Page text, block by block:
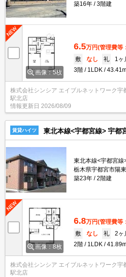
築16年
3階建
画像：5枚
6.5万円(管理費等
敷
なし 礼
1ヶ
3階
1LDK
株式会社シンシア エイブルネットワーク宇
駅北店
情報更新日 2026/08/09
賃貸ハイツ 東北本線<宇都宮線> 宇都
東北本線<宇都宮
栃木県宇都宮市陽
築23年
2階建
画像：8枚
6.8万円(管理費等
敷
なし 礼
2ヶ
2階
1LDK
株式会社シンシア エイブルネットワーク宇
駅北店